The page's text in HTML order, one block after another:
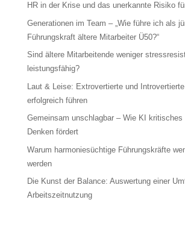
HR in der Krise und das unerkannte Risiko
Generationen im Team – „Wie führe ich als
Führungskraft ältere Mitarbeiter Ü50?“
Sind ältere Mitarbeitende weniger
leistungsfähig?
Laut & Leise: Extrovertierte und
erfolgreich führen
Gemeinsam unschlagbar – Wie KI kritisches
Denken fördert
Warum harmoniesüchtige Führungskräfte
werden
Die Kunst der Balance: Auswertung einer
Arbeitszeitnutzung